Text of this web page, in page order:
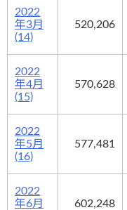
2022
年3月
(14)
520,206
2022
年4月
(15)
570,628
2022
年5月
(16)
577,481
2022
年6月
602,248